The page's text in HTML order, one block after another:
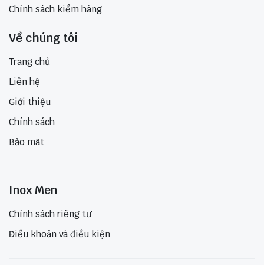
Chính sách kiểm hàng
Về chúng tôi
Trang chủ
Liên hệ
Giới thiệu
Chính sách
Bảo mật
Inox Men
Chính sách riêng tư
Điều khoản và điều kiện